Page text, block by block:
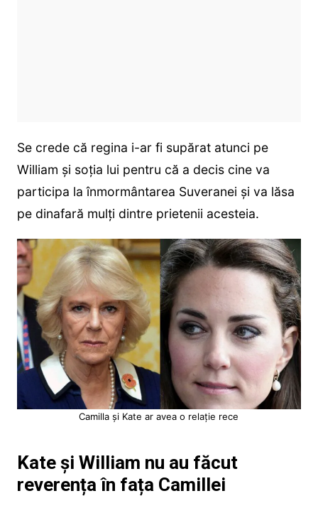
Se crede că regina i-ar fi supărat atunci pe
William și soția lui pentru că a decis cine va
participa la înmormântarea Suveranei și va lăsa
pe dinafară mulți dintre prietenii acesteia.
Camilla și Kate ar avea o relație rece
Kate și William nu au făcut
reverența în fața Camillei